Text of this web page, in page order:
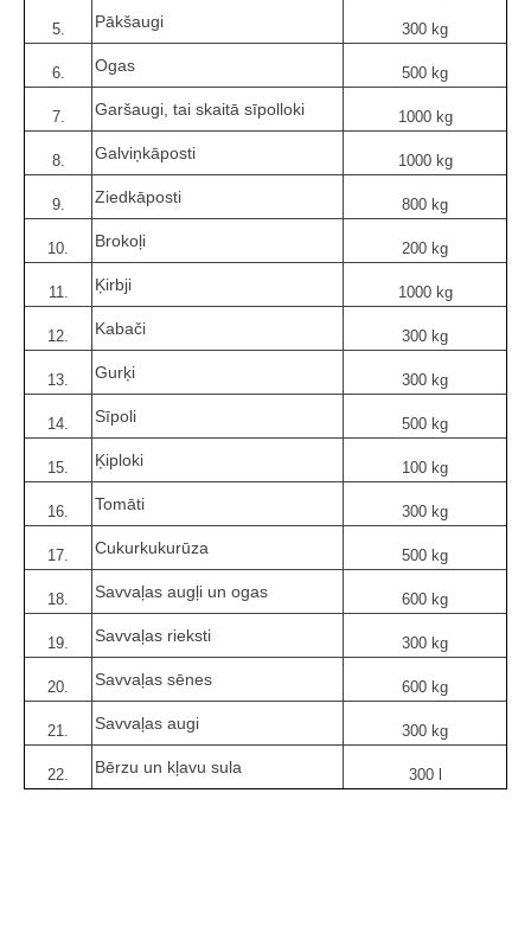
5. Pākšaugi 300 kg
6. Ogas 500 kg
7. Garšaugi, tai skaitā sīpolloki 1000 kg
8. Galviņkāposti 1000 kg
9. Ziedkāposti 800 kg
10. Brokoļi 200 kg
11. Ķirbji 1000 kg
12. Kabači 300 kg
13. Gurķi 300 kg
14. Sīpoli 500 kg
15. Ķiploki 100 kg
16. Tomāti 300 kg
17. Cukurkukurūza 500 kg
18. Savvaļas augļi un ogas 600 kg
19. Savvaļas rieksti 300 kg
20. Savvaļas sēnes 600 kg
21. Savvaļas augi 300 kg
22. Bērzu un kļavu sula 300 l